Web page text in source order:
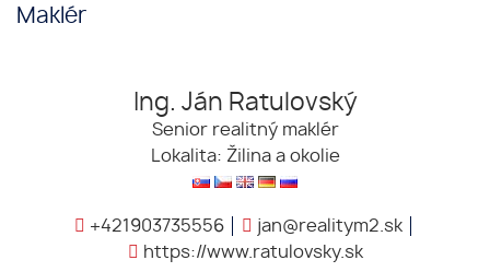
Maklér
Ing. Ján Ratulovský
Senior realitný maklér
Lokalita: Žilina a okolie
+421903735556
jan@realitym2.sk
https://www.ratulovsky.sk